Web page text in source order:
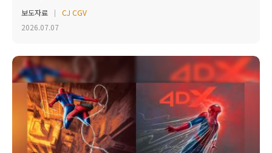
보도자료
CJ CGV
2026.07.07